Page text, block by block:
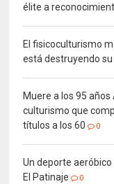
élite a
El fisicoculturismo
está destruyendo
Muere a los 95 años
culturismo que
títulos a los 60
0
Un deporte
El Patinaje
0